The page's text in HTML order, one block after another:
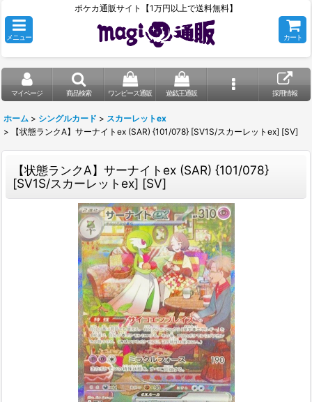
ポケカ通販サイト【1万円以上で送料無料】
メニュー カート
マイページ 商品検索 ワンピース通販 遊戯王通販 採用情報
ホーム > シングルカード > スカーレットex
>
【状態ランクA】サーナイトex (SAR) {101/078} [SV1S/スカーレットex] [SV]
【状態ランクA】サーナイトex (SAR) {101/078}
[SV1S/スカーレットex] [SV]